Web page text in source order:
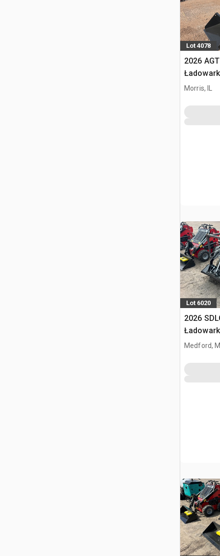
Lot 4078
2026
Morris, IL
Lot 6020
2026
Medford,